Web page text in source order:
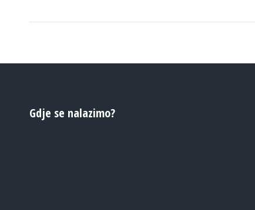
Gdje se nalazimo?